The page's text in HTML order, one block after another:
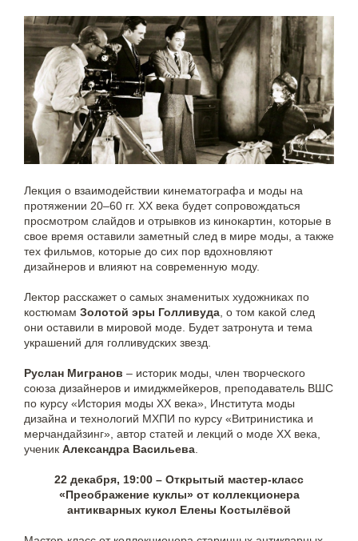
Лекция о взаимодействии кинематографа и моды на
протяжении 20–60 гг. XX века будет сопровождаться
просмотром слайдов и отрывков из кинокартин, которые в
свое время оставили заметный след в мире моды, а также
тех фильмов, которые до сих пор вдохновляют
дизайнеров и влияют на современную моду.
Лектор расскажет о самых знаменитых художниках по
костюмам Золотой эры Голливуда, о том какой след
они оставили в мировой моде. Будет затронута и тема
украшений для голливудских звезд.
Руслан Мигранов – историк моды, член творческого
союза дизайнеров и имиджмейкеров, преподаватель ВШС
по курсу «История моды XX века», Института моды
дизайна и технологий МХПИ по курсу «Витринистика и
мерчандайзинг», автор статей и лекций о моде XX века,
ученик Александра Васильева.
22 декабря, 19:00 – Открытый мастер-класс
«Преображение куклы» от коллекционера
антикварных кукол Елены Костылёвой